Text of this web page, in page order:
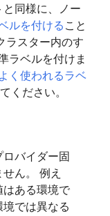
同様に、ノー
ルを付けること
ラスター内のす
ラベルを付けま
よく使われるラベ
ください。
バイダー固
ん。 例え
はある環境で
では異なる